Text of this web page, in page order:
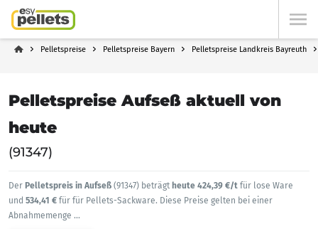
Pelletspreise Pelletspreise Bayern Pelletspreise Landkreis Bayreuth
Pelletspreise Aufseß aktuell von
heute
(91347)
Der Pelletspreis in Aufseß (91347) beträgt heute 424,39 €/t für lose Ware
und 534,41 € für für Pellets-Sackware. Diese Preise gelten bei einer
Abnahmemenge ...